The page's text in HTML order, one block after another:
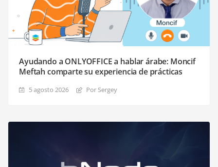
Ayudando a ONLYOFFICE a hablar árabe: Moncif
Meftah comparte su experiencia de prácticas
5 agosto 2026 Por Sergey